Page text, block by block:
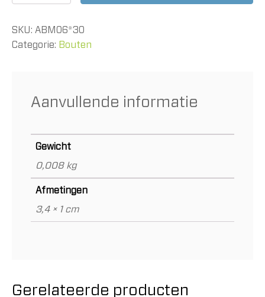
M06x30
aantal
SKU: ABM06*30
Categorie: Bouten
Aanvullende informatie
Gewicht
0,008 kg
Afmetingen
3,4 × 1 cm
Gerelateerde producten